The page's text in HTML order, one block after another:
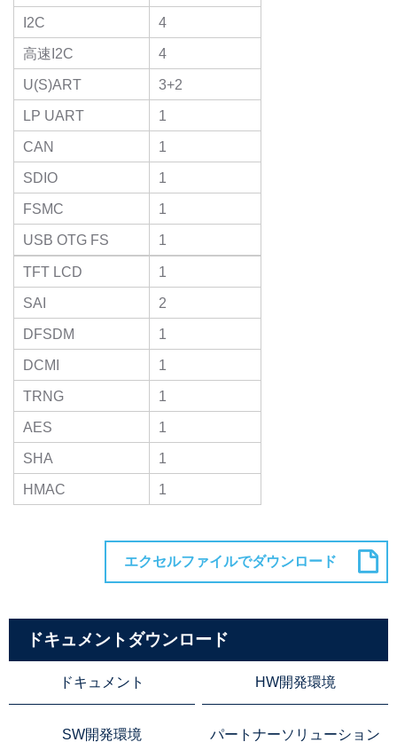
I2C
4
高速I2C
4
U(S)ART
3+2
LP UART
1
CAN
1
SDIO
1
FSMC
1
USB OTG FS
1
TFT LCD
1
SAI
2
DFSDM
1
DCMI
1
TRNG
1
AES
1
SHA
1
HMAC
1
ドキュメントダウンロード
ドキュメント HW開発環境
SW開発環境 パートナーソリューション